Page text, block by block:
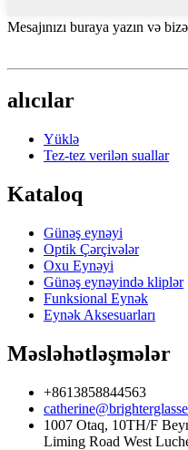
Mesajınızı buraya yazın və
alıcılar
Yüklə
Tez-tez verilən suallar
Kataloq
Günəş eynəyi
Optik Çərçivələr
Oxu Eynəyi
Günəş eynəyində kliplər
Funksional Eynək
Eynək Aksesuarları
Məsləhətləşmələr
+8613858844563
1007 Otaq, 10TH/F
Liming Road West